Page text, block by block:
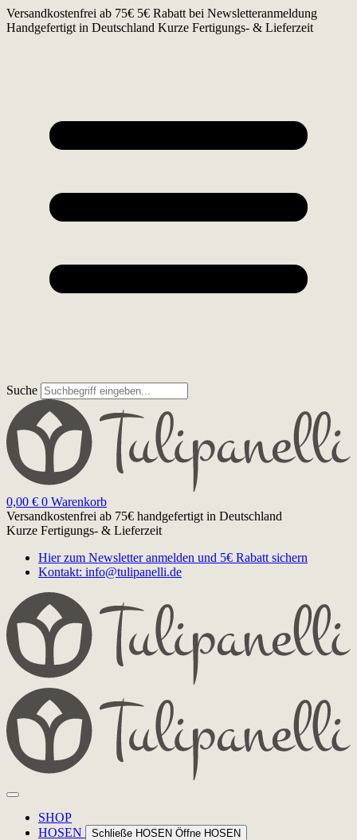
Zum
Inhalt
Versandkostenfrei ab 75€ 5€ Rabatt bei Newsletteranmeldung
Handgefertigt in Deutschland Kurze Fertigungs- & Lieferzeit
Suche
0,00 € 0 Warenkorb
Versandkostenfrei ab 75€ handgefertigt in Deutschland
Kurze Fertigungs- & Lieferzeit
Hier zum Newsletter anmelden und 5€ Rabatt sichern
Kontakt: info@tulipanelli.de
SHOP
HOSEN
Schließe HOSEN Öffne HOSEN